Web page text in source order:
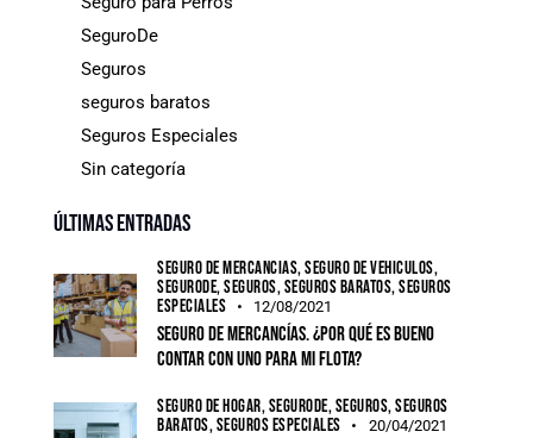
SeguroDe
Seguros
seguros baratos
Seguros Especiales
Sin categoría
Últimas entradas
SEGURO DE MERCANCÍAS,SEGURO DE VEHÍCULOS,
SEGURODE,SEGUROS,SEGUROS BARATOS,SEGUROS
ESPECIALES
12/08/2021
Seguro de mercancías. ¿Por qué es bueno
contar con uno para mi flota?
SEGURO DE HOGAR,SEGURODE,SEGUROS,SEGUROS
BARATOS,SEGUROS ESPECIALES 20/04/2021